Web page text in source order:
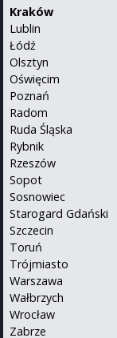
Kraków
Lublin
Łódź
Olsztyn
Oświęcim
Poznań
Radom
Ruda Śląska
Rybnik
Rzeszów
Sopot
Sosnowiec
Starogard Gdański
Szczecin
Toruń
Trójmiasto
Warszawa
Wałbrzych
Wrocław
Zabrze